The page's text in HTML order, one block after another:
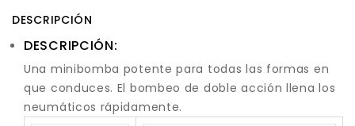
DESCRIPCIÓN
DESCRIPCIÓN:
Una minibomba potente para todas las formas en
que conduces. El bombeo de doble acción llena los
neumáticos rápidamente.